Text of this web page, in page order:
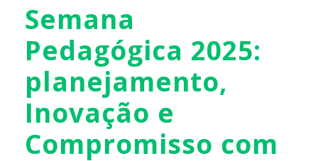
Semana
Pedagógica 2025:
planejamento,
Inovação e
Compromisso com